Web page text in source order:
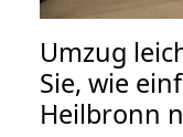
Umzug
Sie, wie
Heilbronn